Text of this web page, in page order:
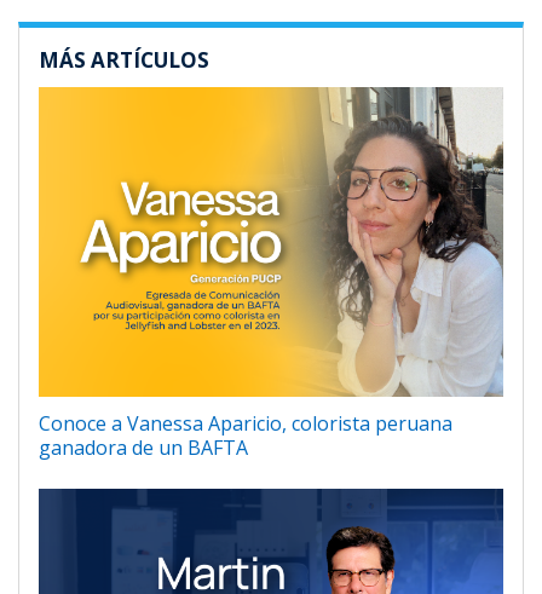
MÁS ARTÍCULOS
Conoce a Vanessa Aparicio, colorista peruana
ganadora de un BAFTA